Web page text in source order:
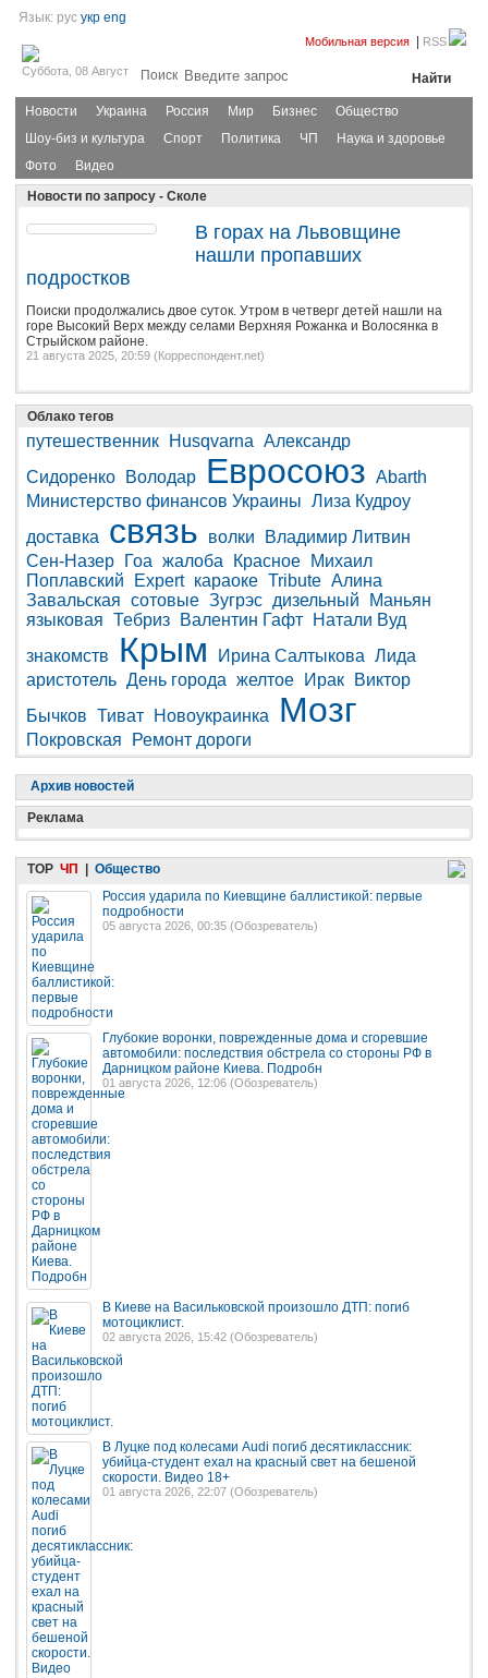
Язык: рус укр eng
Суббота, 08 Август
Мобильная версия RSS
Поиск
Новости Украина Россия Мир Бизнес
Общество
Шоу-биз и культура
Спорт Политика ЧП
Наука и здоровье
Фото
Видео
Новости по запросу - Сколе
В горах на Львовщине
нашли пропавших
подростков
Поиски продолжались двое суток. Утром в четверг детей нашли на
горе Высокий Верх между селами Верхняя Рожанка и Волосянка в
Стрыйском районе.
21 августа 2025, 20:59 (Корреспондент.net)
Облако тегов
путешественник Husqvarna Александр
Сидоренко
Володар Евросоюз Abarth
Министерство финансов Украины Лиза Кудроу
доставка
связь волки
Владимир Литвин
Сен-Назер
Гоа жалоба Красное
Михаил
Поплавский
Expert караоке Tribute Алина
Завальская сотовые Зугрэс дизельный
Маньян
языковая Тебриз Валентин Гафт
Натали Вуд
знакомств
Крым Ирина Салтыкова Лида
аристотель День города желтое Ирак
Виктор
Бычков Тиват Новоукраинка Мозг
Покровская Ремонт дороги
Архив новостей
Реклама
TOP ЧП | Общество
Россия ударила по Киевщине баллистикой: первые
подробности
05 августа 2026, 00:35 (Обозреватель)
Глубокие воронки, поврежденные дома и сгоревшие
автомобили: последствия обстрела со стороны РФ в
Дарницком районе Киева. Подробн
01 августа 2026, 12:06 (Обозреватель)
В Киеве на Васильковской произошло ДТП: погиб
мотоциклист.
02 августа 2026, 15:42 (Обозреватель)
В Луцке под колесами Audi погиб десятиклассник:
убийца-студент ехал на красный свет на бешеной
скорости. Видео 18+
01 августа 2026, 22:07 (Обозреватель)